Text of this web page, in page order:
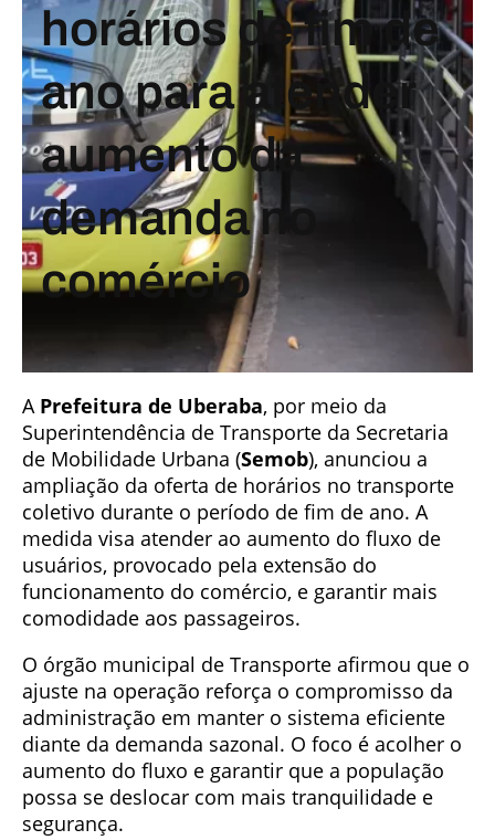
horários de fim de
ano para atender
aumento da
demanda no
comércio
A Prefeitura de Uberaba, por meio da
Superintendência de Transporte da Secretaria
de Mobilidade Urbana (Semob), anunciou a
ampliação da oferta de horários no transporte
coletivo durante o período de fim de ano. A
medida visa atender ao aumento do fluxo de
usuários, provocado pela extensão do
funcionamento do comércio, e garantir mais
comodidade aos passageiros.
O órgão municipal de Transporte afirmou que o
ajuste na operação reforça o compromisso da
administração em manter o sistema eficiente
diante da demanda sazonal. O foco é acolher o
aumento do fluxo e garantir que a população
possa se deslocar com mais tranquilidade e
segurança.